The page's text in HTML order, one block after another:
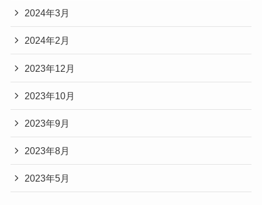
2024年3月
2024年2月
2023年12月
2023年10月
2023年9月
2023年8月
2023年5月